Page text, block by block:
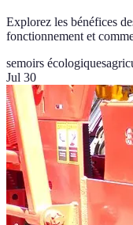
Explorez les bénéfices
fonctionnement et
semoirs écologiques
Jul 30